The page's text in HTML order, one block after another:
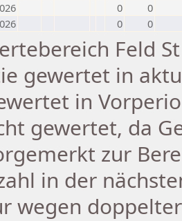
0
0
0 0
Feld
gewertet in
in
gewertet, da
zur
in der
wegen